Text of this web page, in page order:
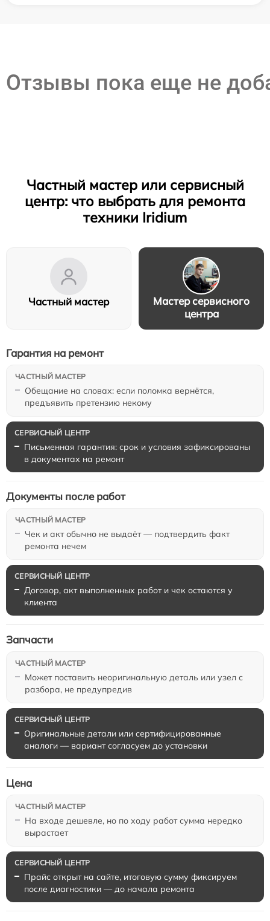
Отзывы пока еще не
Частный мастер или сервисный
центр: что выбрать для ремонта
техники Iridium
Частный мастер
Мастер сервисного
центра
Обещание на словах: если поломка вернётся,
предъявить претензию некому
Гарантия на ремонт
Письменная гарантия: срок и условия зафиксированы
в документах на ремонт
Чек и акт обычно не выдаёт — подтвердить факт
ремонта нечем
Документы после работ
Договор, акт выполненных работ и чек остаются у
клиента
Может поставить неоригинальную деталь или узел с
разбора, не предупредив
Запчасти
Оригинальные детали или сертифицированные
аналоги — вариант согласуем до установки
На входе дешевле, но по ходу работ сумма нередко
вырастает
Цена
Прайс открыт на сайте, итоговую сумму фиксируем
после диагностики — до начала ремонта